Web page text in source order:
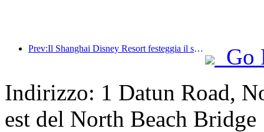
Prev:Il Shanghai Disney Resort festeggia il suo decimo anniversario, avendo accolto finora oltre 100 milioni di visitatori.
Go
Indirizzo: 1 Datun Road,
est del North Beach Bridge